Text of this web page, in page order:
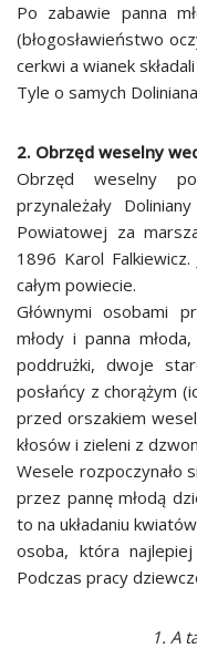
Po zabawie panna
(błogosławieństwo
cerkwi a wianek
Tyle o samych
2. Obrzęd weselny
Obrzęd weselny
przynależały
Powiatowej za
1896 Karol
całym powiecie.
Głównymi osobami
młody i panna
poddrużki, dwoje
posłańcy z chorążym
przed orszakiem
kłosów i zieleni z
Wesele rozpoczynało
przez pannę młodą
to na układaniu
osoba, która
Podczas pracy
1. A